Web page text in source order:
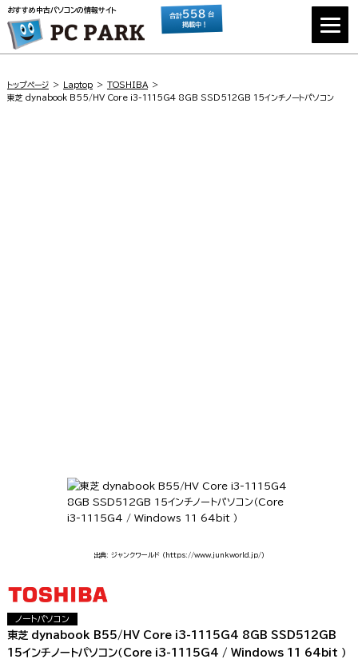
おすすめ中古パソコンの情報サイト
合計558 台
掲載中！
トップページ Laptop
TOSHIBA
東芝 dynabook B55/HV Core i3-1115G4 8GB SSD512GB 15インチノートパソコン
出典: ジャンクワールド （https://www.junkworld.jp/）
ノートパソコン
東芝 dynabook B55/HV Core i3-1115G4 8GB SSD512GB
15インチノートパソコン（Core i3-1115G4 / Windows 11 64bit ）